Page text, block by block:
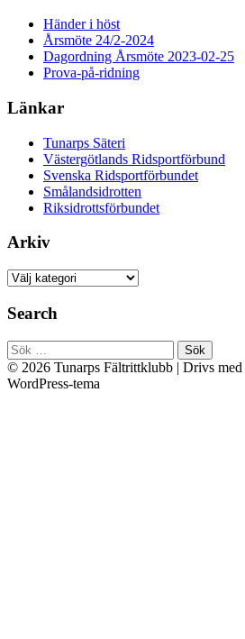
Händer i höst
Årsmöte 24/2-2024
Dagordning Årsmöte 2023-02-25
Prova-på-ridning
Länkar
Tunarps Säteri
Västergötlands Ridsportförbund
Svenska Ridsportförbundet
Smålandsidrotten
Riksidrottsförbundet
Arkiv
Arkiv
Search
Sök
efter:
© 2026 Tunarps Fältrittklubb | Drivs med
WordPress-tema